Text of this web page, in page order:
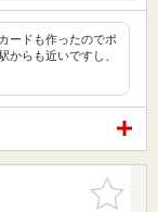
ードも作ったのでポ
からも近いですし、
お気に入
りに追加